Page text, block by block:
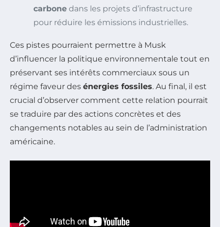
carbone dans les projets d’infrastructure
pour réduire les émissions industrielles.
Ces pistes pourraient permettre à Musk
d’influencer la politique environnementale tout en
préservant ses intérêts commerciaux sous un
régime faveur des énergies fossiles. Au final, il est
crucial d’observer comment cette relation pourrait
se traduire par des actions concrètes et des
changements notables au sein de l’administration
américaine.